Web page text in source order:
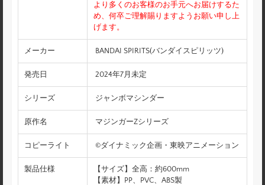
より多くのお客様のお手元へお届けするた
め、何卒ご理解賜りますようお願い申し上
げます。
メーカー BANDAI SPIRITS(バンダイスピリッツ)
発売日 2024年7月未定
シリーズ ジャンボマシンダー
原作名 マジンガーZシリーズ
コピーライト ©ダイナミック企画・東映アニメーション
製品仕様
【サイズ】全高：約600mm
【素材】PP、PVC、ABS製